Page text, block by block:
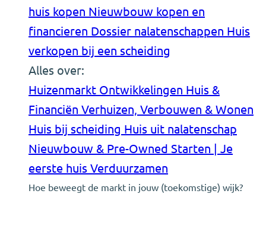
huis kopen Nieuwbouw kopen en
financieren Dossier nalatenschappen Huis
verkopen bij een scheiding
Alles over:
Huizenmarkt Ontwikkelingen Huis &
Financiën Verhuizen, Verbouwen & Wonen
Huis bij scheiding Huis uit nalatenschap
Nieuwbouw & Pre-Owned Starten | Je
eerste huis Verduurzamen
Hoe beweegt de markt in jouw (toekomstige) wijk?